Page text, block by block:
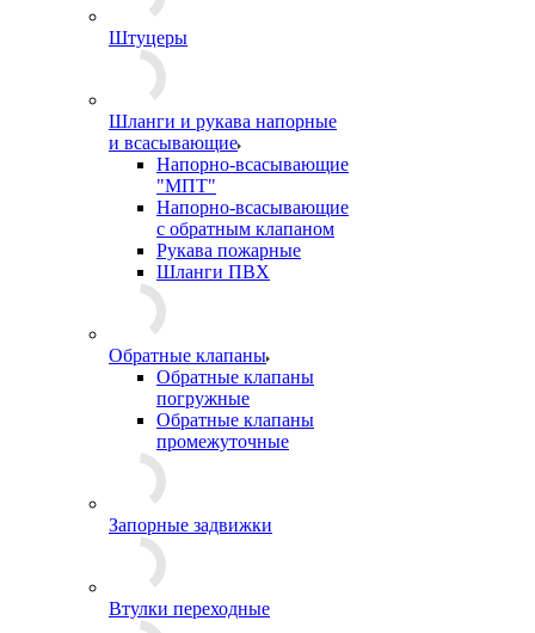
Штуцеры
Шланги и рукава напорные
и всасывающие
Напорно-всасывающие
"МПТ"
Напорно-всасывающие
с обратным клапаном
Рукава пожарные
Шланги ПВХ
Обратные клапаны
Обратные клапаны
погружные
Обратные клапаны
промежуточные
Запорные задвижки
Втулки переходные